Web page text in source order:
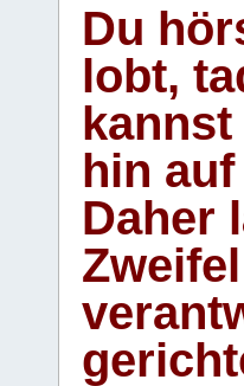
Du
lobt,
hin
Daher